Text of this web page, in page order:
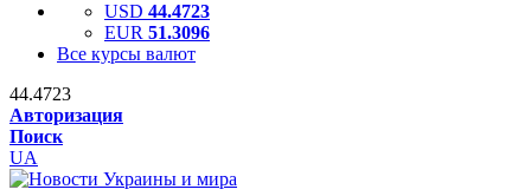
USD 44.4723
EUR 51.3096
Все курсы валют
44.4723
Авторизация
Поиск
UA